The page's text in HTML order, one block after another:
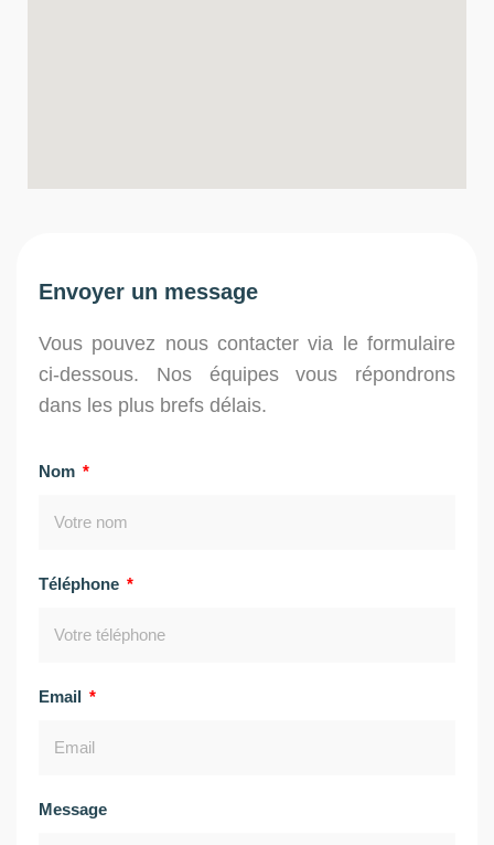
Envoyer un message
Vous pouvez nous contacter via le formulaire
ci-dessous. Nos équipes vous répondrons
dans les plus brefs délais.
Nom
Téléphone
Email
Message